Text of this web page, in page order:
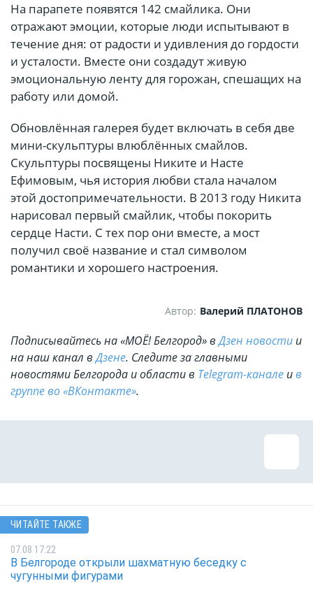
На парапете появятся 142 смайлика. Они
отражают эмоции, которые люди испытывают в
течение дня: от радости и удивления до гордости
и усталости. Вместе они создадут живую
эмоциональную ленту для горожан, спешащих на
работу или домой.
Обновлённая галерея будет включать в себя две
мини-скульптуры влюблённых смайлов.
Скульптуры посвящены Никите и Насте
Ефимовым, чья история любви стала началом
этой достопримечательности. В 2013 году Никита
нарисовал первый смайлик, чтобы покорить
сердце Насти. С тех пор они вместе, а мост
получил своё название и стал символом
романтики и хорошего настроения.
Автор: Валерий ПЛАТОНОВ
Подписывайтесь на «МОЁ! Белгород» вДзен новости и
на наш канал вДзене. Cледите за главными
новостями Белгорода и области в Telegram-канале ив
группе во «ВКонтакте».
ЧИТАЙТЕ ТАКЖЕ
07.08 17:22
В Белгороде открыли шахматную беседку с
чугунными фигурами